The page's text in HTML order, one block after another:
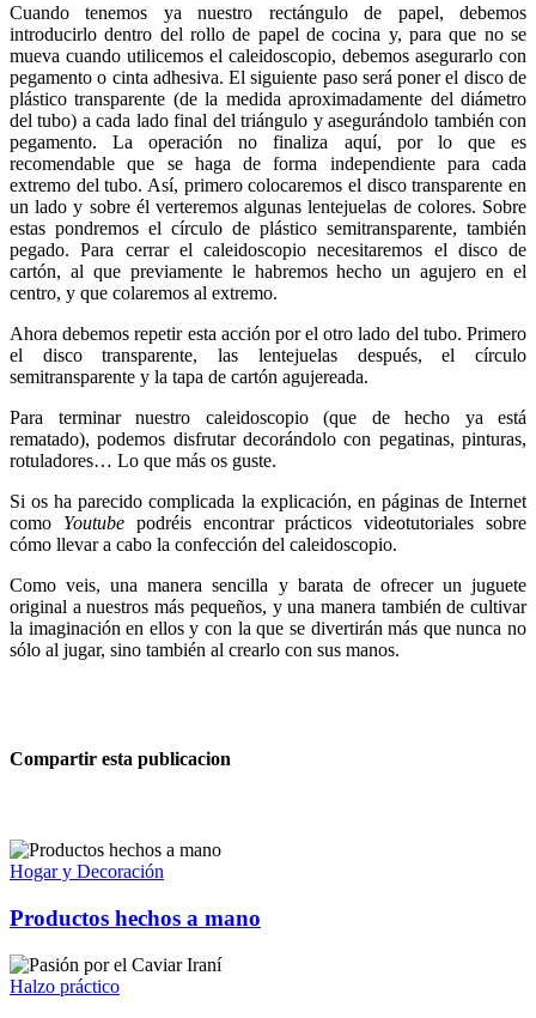
Cuando tenemos ya nuestro rectángulo de papel, debemos
introducirlo dentro del rollo de papel de cocina y, para que no se
mueva cuando utilicemos el caleidoscopio, debemos asegurarlo con
pegamento o cinta adhesiva. El siguiente paso será poner el disco de
plástico transparente (de la medida aproximadamente del diámetro
del tubo) a cada lado final del triángulo y asegurándolo también con
pegamento. La operación no finaliza aquí, por lo que es
recomendable que se haga de forma independiente para cada
extremo del tubo. Así, primero colocaremos el disco transparente en
un lado y sobre él verteremos algunas lentejuelas de colores. Sobre
estas pondremos el círculo de plástico semitransparente, también
pegado. Para cerrar el caleidoscopio necesitaremos el disco de
cartón, al que previamente le habremos hecho un agujero en el
centro, y que colaremos al extremo.
Ahora debemos repetir esta acción por el otro lado del tubo. Primero
el disco transparente, las lentejuelas después, el círculo
semitransparente y la tapa de cartón agujereada.
Para terminar nuestro caleidoscopio (que de hecho ya está
rematado), podemos disfrutar decorándolo con pegatinas, pinturas,
rotuladores… Lo que más os guste.
Si os ha parecido complicada la explicación, en páginas de Internet
como Youtubepodréis encontrar prácticos videotutoriales sobre
cómo llevar a cabo la confección del caleidoscopio.
Como veis, una manera sencilla y barata de ofrecer un juguete
original a nuestros más pequeños, y una manera también de cultivar
la imaginación en ellos y con la que se divertirán más que nunca no
sólo al jugar, sino también al crearlo con sus manos.
Compartir esta publicacion
Hogar y Decoración
Productos hechos a mano
Halzo práctico